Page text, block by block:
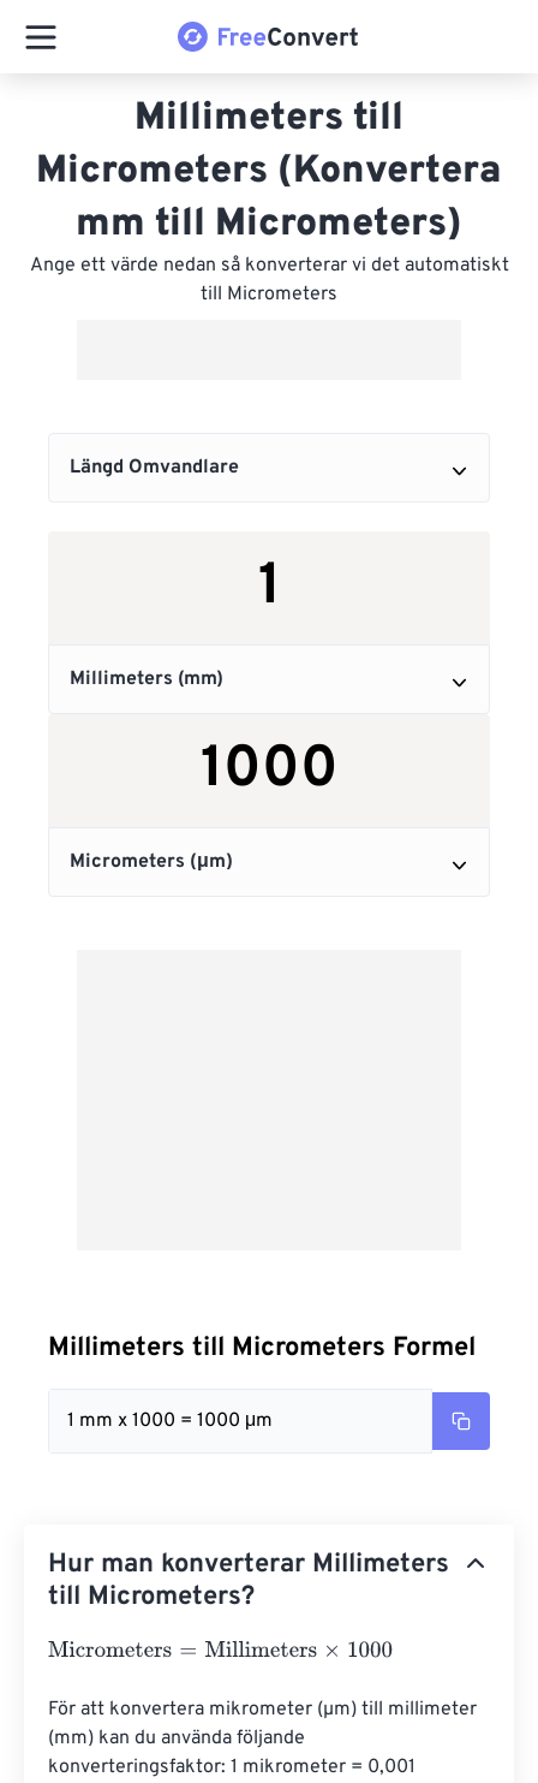
Millimeters till
Micrometers (Konvertera
mm till Micrometers)
Ange ett värde nedan så konverterar vi det automatiskt
till Micrometers
Millimeters till Micrometers Formel
1 mm x 1000 = 1000 μm
Hur man konverterar Millimeters
till Micrometers?
Micrometers=Millimeters×1000
För att konvertera mikrometer (µm) till millimeter
(mm) kan du använda följande
konverteringsfaktor: 1 mikrometer = 0,001